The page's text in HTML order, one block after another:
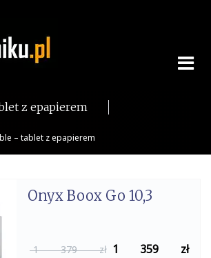
z epapierem
– tablet z epapierem
Onyx Boox Go 10,3
1 379 zł 1 359 zł